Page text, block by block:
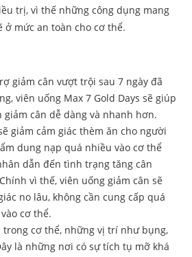
trị, vì thế những công dụng mang
ở mức an toàn cho cơ thể.
giảm cân vượt trội sau 7 ngày đã
viên uống Max 7 Gold Days sẽ giúp
cân dễ dàng và nhanh hơn.
giảm cảm giác thèm ăn cho người
dung nạp quá nhiều vào cơ thể
dẫn đến tình trạng tăng cân
vì thế, viên uống giảm cân sẽ
no lâu, không cần cung cấp quá
cơ thể.
cơ thể, những vị trí như bụng,
là những nơi có sự tích tụ mỡ khá